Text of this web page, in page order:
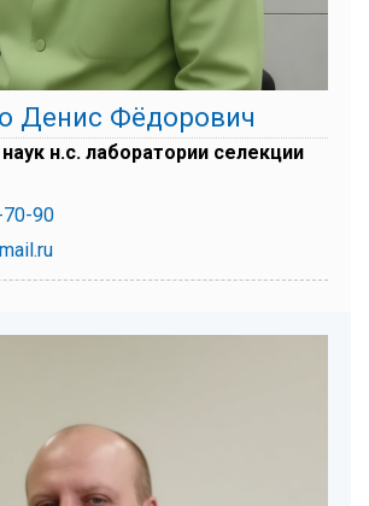
Денис Фёдорович
н.с. лаборатории селекции
90